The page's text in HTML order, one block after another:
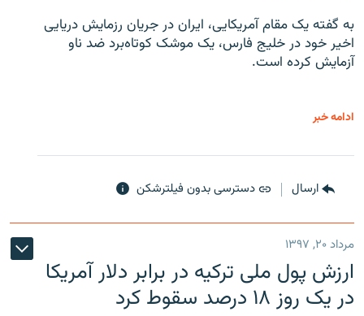
به گفته یک مقام آمریکایی، ایران در جریان رزمایش دریایی
اخیر خود در خلیج فارس، یک موشک کوتاه‌برد ضد ناو
آزمایش کرده است.
ادامه خبر
ارسال دسترسی بدون فیلترشکن
مرداد ۲۰, ۱۳۹۷
ارزش پول ملی ترکیه در برابر دلار آمریکا
در یک روز ۱۸ درصد سقوط کرد